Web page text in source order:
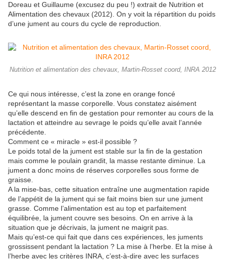
Doreau et Guillaume (excusez du peu !) extrait de Nutrition et
Alimentation des chevaux (2012). On y voit la répartition du poids
d’une jument au cours du cycle de reproduction.
Nutrition et alimentation des chevaux, Martin-Rosset coord, INRA 2012
Ce qui nous intéresse, c’est la zone en orange foncé
représentant la masse corporelle. Vous constatez aisément
qu’elle descend en fin de gestation pour remonter au cours de la
lactation et atteindre au sevrage le poids qu’elle avait l’année
précédente.
Comment ce « miracle » est-il possible ?
Le poids total de la jument est stable sur la fin de la gestation
mais comme le poulain grandit, la masse restante diminue. La
jument a donc moins de réserves corporelles sous forme de
graisse.
A la mise-bas, cette situation entraîne une augmentation rapide
de l’appétit de la jument qui se fait moins bien sur une jument
grasse. Comme l’alimentation est au top et parfaitement
équilibrée, la jument couvre ses besoins. On en arrive à la
situation que je décrivais, la jument ne maigrit pas.
Mais qu’est-ce qui fait que dans ces expériences, les juments
grossissent pendant la lactation ? La mise à l’herbe. Et la mise à
l’herbe avec les critères INRA, c’est-à-dire avec les surfaces